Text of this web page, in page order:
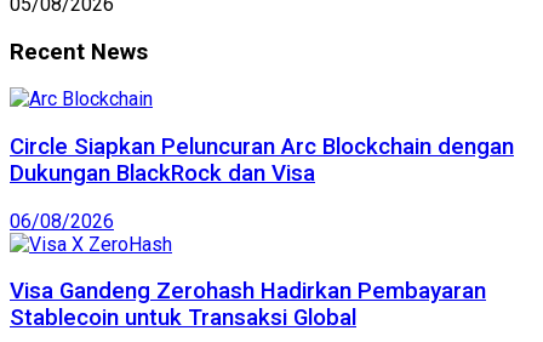
Recent News
Circle Siapkan Peluncuran Arc Blockchain dengan
Dukungan BlackRock dan Visa
06/08/2026
Visa Gandeng Zerohash Hadirkan Pembayaran
Stablecoin untuk Transaksi Global